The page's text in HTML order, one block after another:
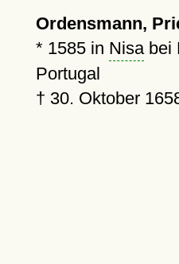
Ordensmann,
* 1585 in Nisabei
Portugal
† 30. Oktober